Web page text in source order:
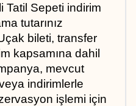
Tatil Sepeti indirim
tutarınız
bileti, transfer
kapsamına dahil
mevcut
indirimlerle
işlemi için